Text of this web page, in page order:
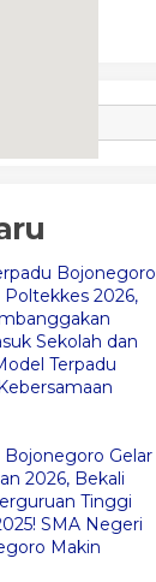
Bojonegoro
Poltekkes 2026,
Sekolah dan
Terpadu
Gelar
2026, Bekali
Tinggi
SMA Negeri
Makin